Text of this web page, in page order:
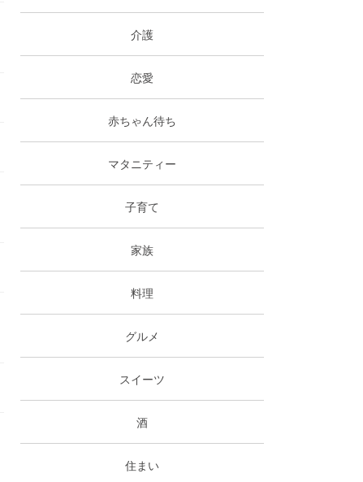
介護
恋愛
赤ちゃん待ち
マタニティー
子育て
家族
料理
グルメ
スイーツ
酒
住まい